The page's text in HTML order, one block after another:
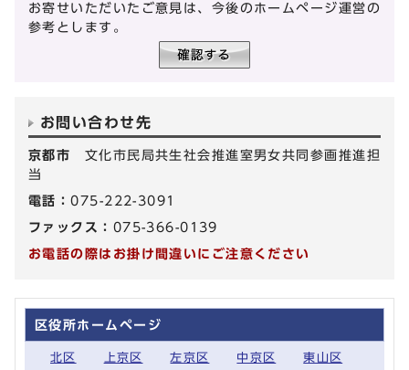
お寄せいただいたご意見は、今後のホームページ運営の
参考とします。
お問い合わせ先
京都市 文化市民局共生社会推進室男女共同参画推進担
当
電話：075-222-3091
ファックス： 075-366-0139
お電話の際はお掛け間違いにご注意ください
区役所ホームページ
北区 上京区 左京区 中京区 東山区